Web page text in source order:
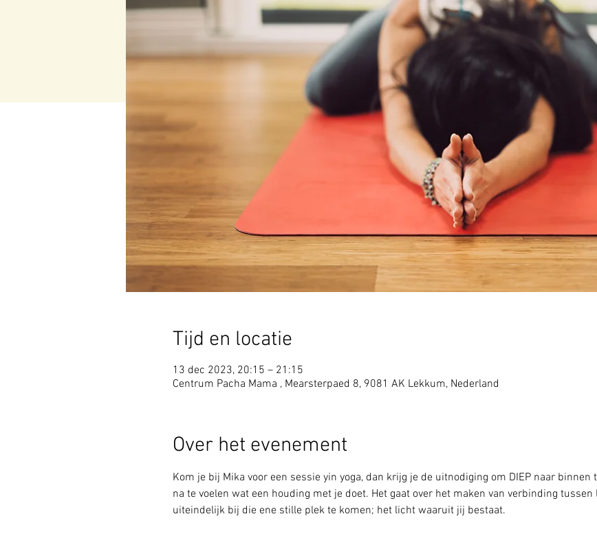
Tijd en locatie
13 dec 2023, 20:15 – 21:15
Centrum Pacha Mama , Mearsterpaed 8, 9081 AK Lekkum, Nederland
Over het evenement
Kom je bij Mika voor een sessie yin yoga, dan krijg je de uitnodiging om DIEP naar
na te voelen wat een houding met je doet. Het gaat over het maken van verbinding tussen
uiteindelijk bij die ene stille plek te komen; het licht waaruit jij bestaat.